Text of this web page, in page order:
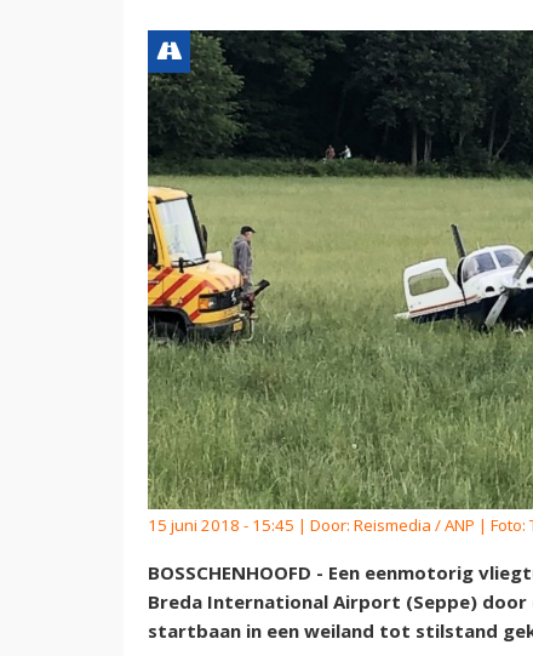
15 juni 2018 - 15:45 | Door: Reismedia / ANP | Foto:
BOSSCHENHOOFD - Een eenmotorig
Breda International Airport (Seppe)
startbaan in een weiland tot stilstand